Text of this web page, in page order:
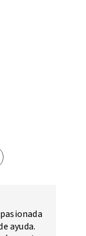
ayuda.